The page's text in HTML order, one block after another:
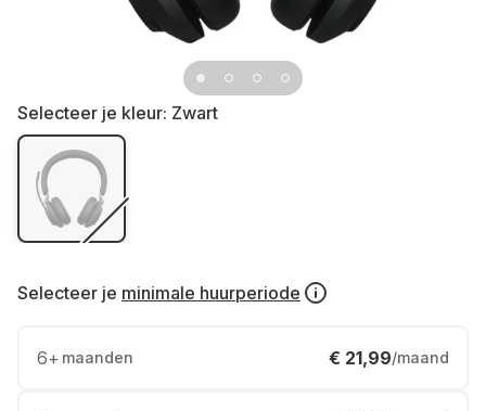
Selecteer je kleur: Zwart
Selecteer je minimale huurperiode
6+ maanden € 21,99/maand